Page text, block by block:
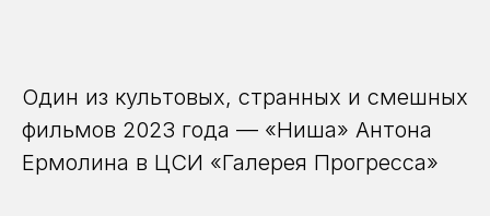
Один из культовых, странных и смешных
фильмов 2023 года — «Ниша» Антона
Ермолина в ЦСИ «Галерея Прогресса»